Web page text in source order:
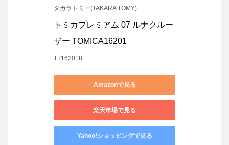
タカラトミー(TAKARA TOMY)
トミカプレミアム 07 ルナクルー
ザー TOMICA16201
TT162018
Amazonで見る
楽天市場で見る
Yahoo!ショッピングで見る